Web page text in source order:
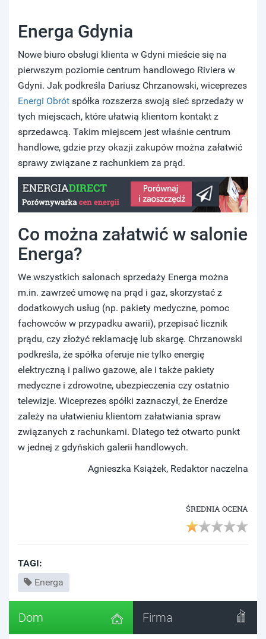
Energa Gdynia
Nowe biuro obsługi klienta w Gdyni mieście się na
pierwszym poziomie centrum handlowego Riviera w
Gdyni. Jak podkreśla Dariusz Chrzanowski, wiceprezes
Energi Obrót spółka rozszerza swoją sieć sprzedaży w
tych miejscach, które ułatwią klientom kontakt z
sprzedawcą. Takim miejscem jest właśnie centrum
handlowe, gdzie przy okazji zakupów można załatwić
sprawy związane z rachunkiem za prąd.
Co można załatwić w salonie
Energa?
We wszystkich salonach sprzedaży Energa można
m.in. zawrzeć umowę na prąd i gaz, skorzystać z
dodatkowych usług (np. pakiety medyczne, pomoc
fachowców w przypadku awarii), przepisać licznik
prądu, czy złożyć reklamację lub skargę. Chrzanowski
podkreśla, że spółka oferuje nie tylko energię
elektryczną i paliwo gazowe, ale i także pakiety
medyczne i zdrowotne, ubezpieczenia czy ostatnio
telewizje. Wiceprezes spółki zaznaczył, że Enerdze
zależy na ułatwieniu klientom załatwiania spraw
związanych z rachunkami. Dlatego też otwarto punkt
w jednej z gdyńskich galerii handlowych.
Agnieszka Książek, Redaktor naczelna
ŚREDNIA OCENA
TAGI:
Energa
Dom Firma